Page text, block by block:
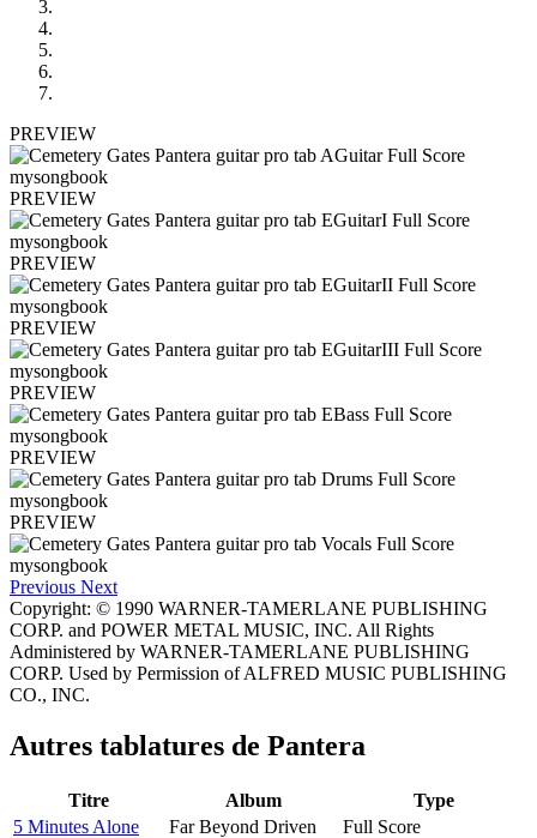
PREVIEW
PREVIEW
PREVIEW
PREVIEW
PREVIEW
PREVIEW
PREVIEW
Previous Next
Copyright: © 1990 WARNER-TAMERLANE PUBLISHING
CORP. and POWER METAL MUSIC, INC. All Rights
Administered by WARNER-TAMERLANE PUBLISHING
CORP. Used by Permission of ALFRED MUSIC PUBLISHING
CO., INC.
Autres tablatures de Pantera
Titre Album
Type
5 Minutes Alone
Far Beyond Driven
Full Score